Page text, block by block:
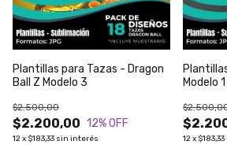
Plantillas para Tazas - Dragon
Ball Z Modelo 3
$2.200,00
$2.500,00
12% OFF
12x $183,33 sin interés
Modelo 1
12x $183,33